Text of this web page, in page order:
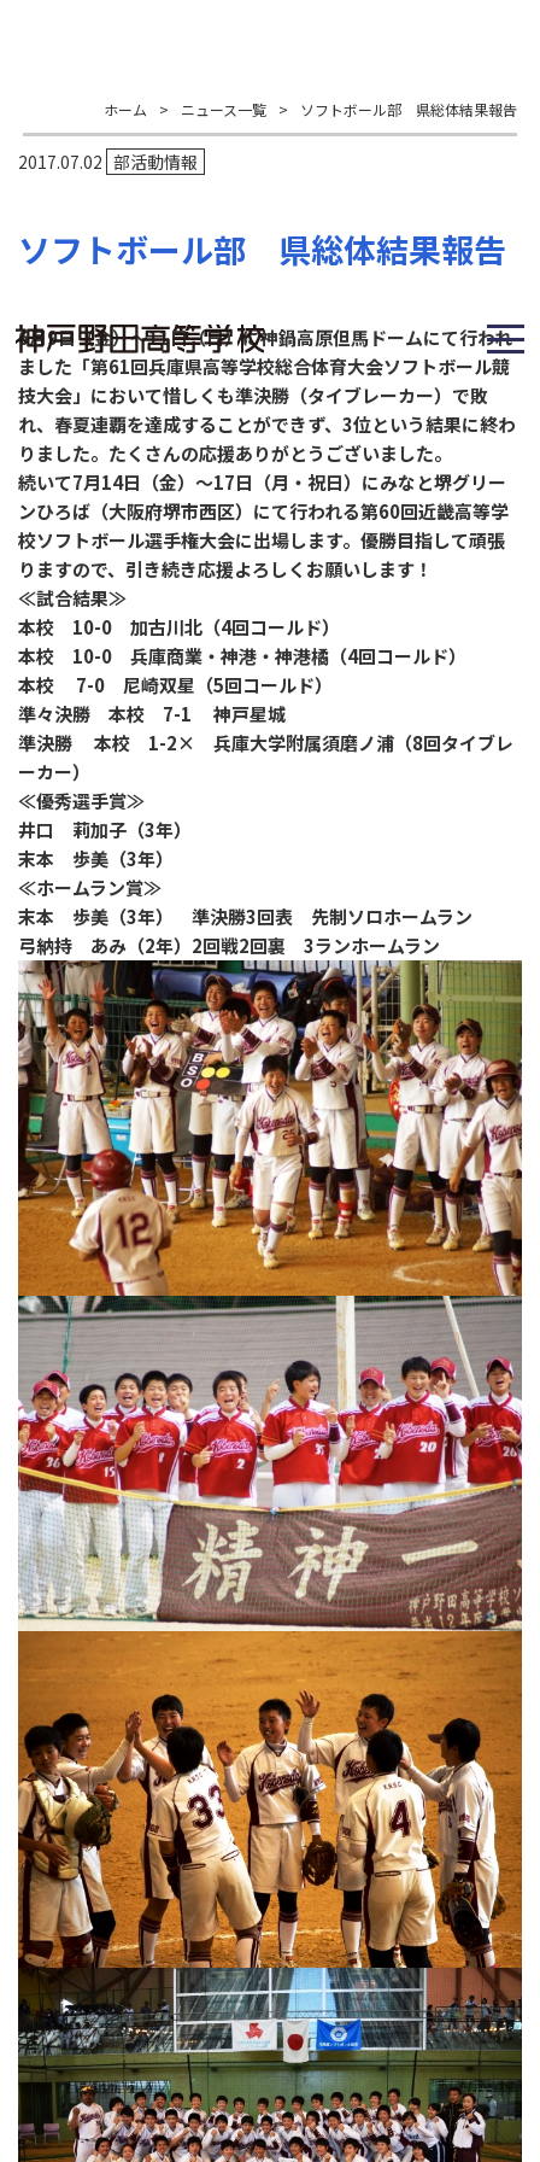
ホーム > ニュース一覧 > ソフトボール部 県総体結果報告
2017.07.02 部活動情報
ソフトボール部 県総体結果報告
6月9日（金）～11日（日）に神鍋高原但馬ドームにて行われ
ました「第61回兵庫県高等学校総合体育大会ソフトボール競
技大会」において惜しくも準決勝（タイブレーカー）で敗
れ、春夏連覇を達成することができず、3位という結果に終わ
りました。たくさんの応援ありがとうございました。
続いて7月14日（金）～17日（月・祝日）にみなと堺グリー
ンひろば（大阪府堺市西区）にて行われる第60回近畿高等学
校ソフトボール選手権大会に出場します。優勝目指して頑張
りますので、引き続き応援よろしくお願いします！
≪試合結果≫
本校 10-0 加古川北（4回コールド）
本校 10-0 兵庫商業・神港・神港橘（4回コールド）
本校 7-0 尼崎双星（5回コールド）
準々決勝 本校 7-1 神戸星城
準決勝 本校 1-2× 兵庫大学附属須磨ノ浦（8回タイブレ
ーカー）
≪優秀選手賞≫
井口 莉加子（3年）
末本 歩美（3年）
≪ホームラン賞≫
末本 歩美（3年） 準決勝3回表 先制ソロホームラン
弓納持 あみ（2年）2回戦2回裏 3ランホームラン